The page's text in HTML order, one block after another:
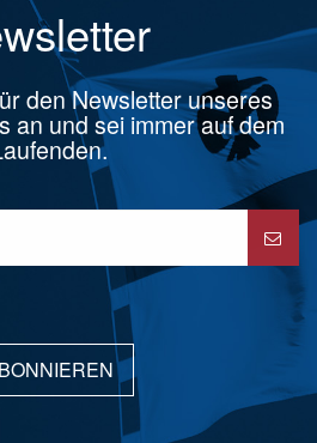
den Newsletter unseres
an und sei immer auf dem